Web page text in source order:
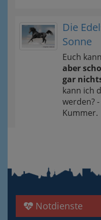
Die
Sonne
Euch
aber
gar
kann ich
werden?
Kummer.
Notdienste